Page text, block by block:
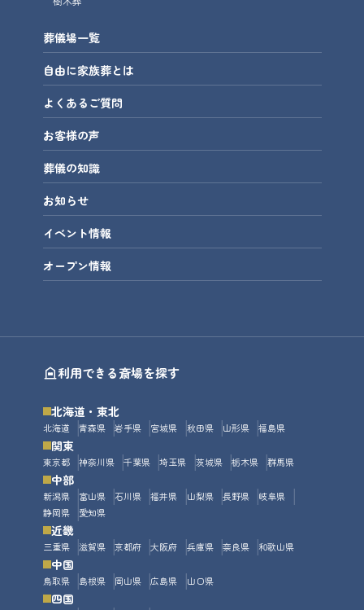
葬儀場一覧
自由に家族葬とは
よくあるご質問
お客様の声
葬儀の知識
お知らせ
イベント情報
オープン情報
利用できる斎場を探す
北海道・東北
北海道 青森県 岩手県 宮城県 秋田県 山形県 福島県
関東
東京都 神奈川県 千葉県 埼玉県 茨城県 栃木県 群馬県
中部
新潟県 富山県 石川県 福井県 山梨県 長野県
岐阜県
静岡県
愛知県
近畿
三重県 滋賀県 京都府 大阪府 兵庫県 奈良県 和歌山県
中国
鳥取県 島根県 岡山県 広島県 山口県
四国